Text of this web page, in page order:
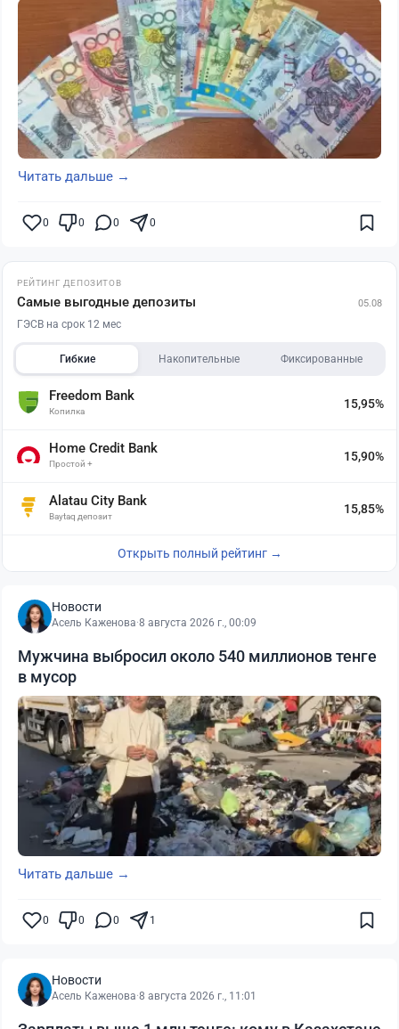
Читать дальше →
0 0 0 0
РЕЙТИНГ ДЕПОЗИТОВ
Самые выгодные депозиты 05.08
ГЭСВ на срок 12 мес
Гибкие Накопительные Фиксированные
Freedom Bank
Копилка
15,95%
Home Credit Bank
Простой +
15,90%
Alatau City Bank
Baytaq депозит
15,85%
Открыть полный рейтинг →
Новости
Асель Каженова·8 августа 2026 г., 00:09
Мужчина выбросил около 540 миллионов тенге
в мусор
Читать дальше →
0 0 0 1
Новости
Асель Каженова·8 августа 2026 г., 11:01